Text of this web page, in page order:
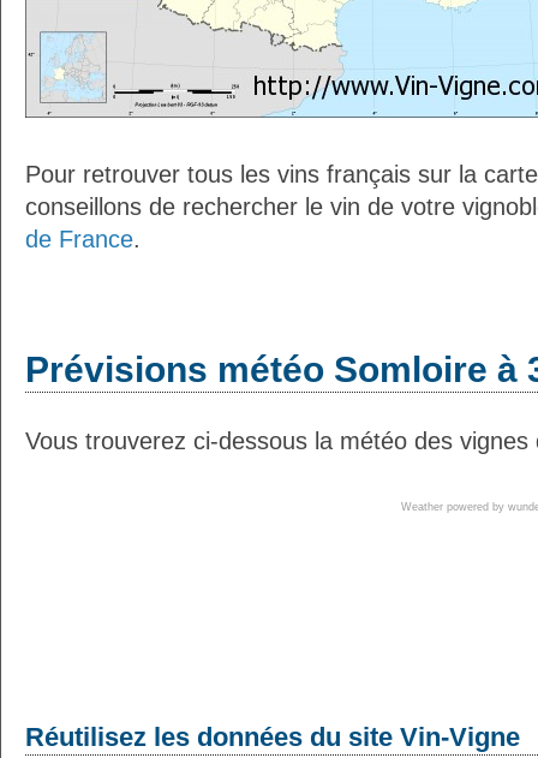
Pour retrouver tous les vins français sur la
conseillons de rechercher le vin de votre
de France.
Prévisions météo Somloire à
Vous trouverez ci-dessous la météo des
Weather powered by
Réutilisez les données du site Vin-Vigne